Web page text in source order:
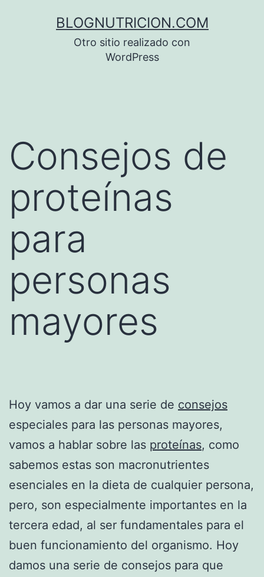
BLOGNUTRICION.COM
Otro sitio realizado con
WordPress
Consejos de
proteínas
para
personas
mayores
Hoy vamos a dar una serie de consejos
especiales para las personas mayores,
vamos a hablar sobre las proteínas, como
sabemos estas son macronutrientes
esenciales en la dieta de cualquier persona,
pero, son especialmente importantes en la
tercera edad, al ser fundamentales para el
buen funcionamiento del organismo. Hoy
damos una serie de consejos para que